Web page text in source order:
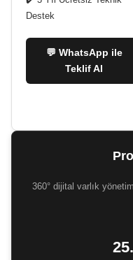
Destek
💬 WhatsApp ile
Teklif Al
360° dijital varlık